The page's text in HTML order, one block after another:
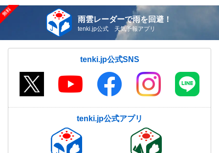
雨雲レーダーで雨を回避！
tenki.jp公式 天気予報アプリ
tenki.jp公式SNS
tenki.jp公式アプリ